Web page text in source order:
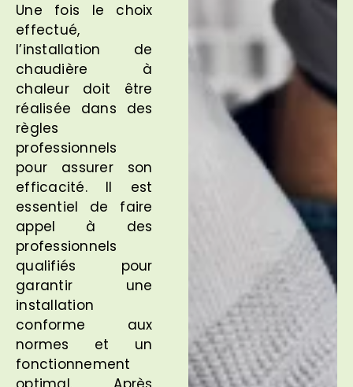
Une fois le choix
effectué,
l’installation de
chaudière à
chaleur doit être
réalisée dans des
règles
professionnels
pour assurer son
efficacité. Il est
essentiel de faire
appel à des
professionnels
qualifiés pour
garantir une
installation
conforme aux
normes et un
fonctionnement